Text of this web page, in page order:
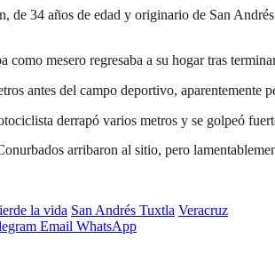
de 34 años de edad y originario de San
como mesero regresaba a su hogar tras
antes del campo deportivo,
derrapó varios metros y se golpeó
arribaron al sitio, pero
la vida San Andrés Tuxtla Veracruz
Email WhatsApp